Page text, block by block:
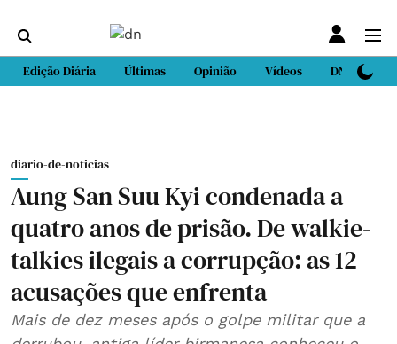
Edição Diária Últimas Opinião Vídeos DN Sport
diario-de-noticias
Aung San Suu Kyi condenada a
quatro anos de prisão. De walkie-
talkies ilegais a corrupção: as 12
acusações que enfrenta
Mais de dez meses após o golpe militar que a